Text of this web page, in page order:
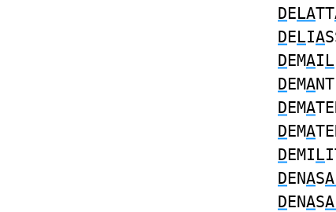
DELATT
DELIA
DEMAIL
DEMA
DEMA
DEMA
DEMIL
DENAS
DENAS